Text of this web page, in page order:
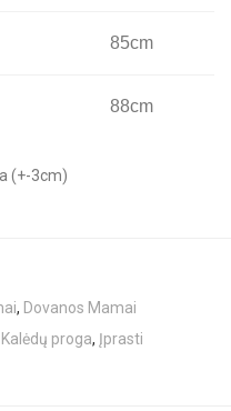
85cm
88cm
(+-3cm)
, Dovanos Mamai
proga, Įprasti